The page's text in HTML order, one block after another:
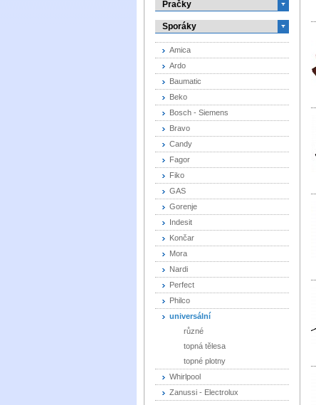
Pračky
Sporáky
Amica
Ardo
Baumatic
Beko
Bosch - Siemens
Bravo
Candy
Fagor
Fiko
GAS
Gorenje
Indesit
Končar
Mora
Nardi
Perfect
Philco
universální
různé
topná tělesa
topné plotny
Whirlpool
Zanussi - Electrolux